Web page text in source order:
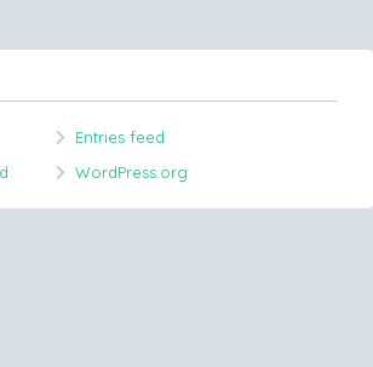
Entries feed
WordPress.org